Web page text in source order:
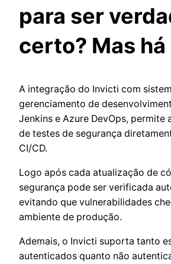
para ser
certo? Mas há
A integração do Invicti com
gerenciamento de
Jenkins e Azure DevOps, permite
de testes de segurança
CI/CD.
Logo após cada atualização de
segurança pode ser verificada
evitando que vulnerabilidades
ambiente de produção.
Ademais, o Invicti suporta tanto
autenticados quanto não